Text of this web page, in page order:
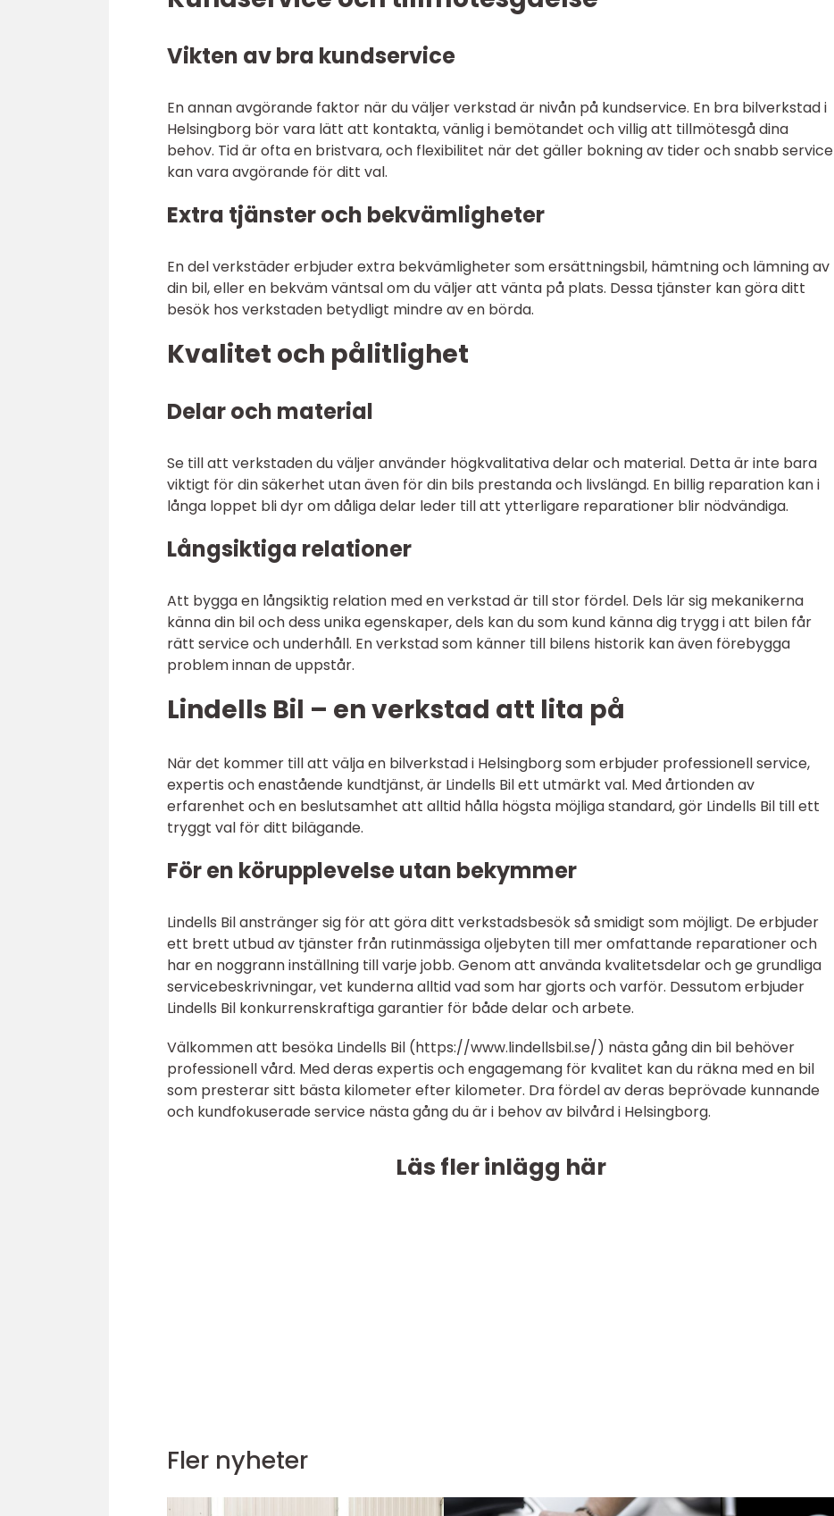
Vikten av bra kundservice
En annan avgörande faktor när du väljer verkstad är nivån på kundservice. En bra bilverkstad i
Helsingborg bör vara lätt att kontakta, vänlig i bemötandet och villig att tillmötesgå dina
behov. Tid är ofta en bristvara, och flexibilitet när det gäller bokning av tider och snabb service
kan vara avgörande för ditt val.
Extra tjänster och bekvämligheter
En del verkstäder erbjuder extra bekvämligheter som ersättningsbil, hämtning och lämning av
din bil, eller en bekväm väntsal om du väljer att vänta på plats. Dessa tjänster kan göra ditt
besök hos verkstaden betydligt mindre av en börda.
Kvalitet och pålitlighet
Delar och material
Se till att verkstaden du väljer använder högkvalitativa delar och material. Detta är inte bara
viktigt för din säkerhet utan även för din bils prestanda och livslängd. En billig reparation kan i
långa loppet bli dyr om dåliga delar leder till att ytterligare reparationer blir nödvändiga.
Långsiktiga relationer
Att bygga en långsiktig relation med en verkstad är till stor fördel. Dels lär sig mekanikerna
känna din bil och dess unika egenskaper, dels kan du som kund känna dig trygg i att bilen får
rätt service och underhåll. En verkstad som känner till bilens historik kan även förebygga
problem innan de uppstår.
Lindells Bil – en verkstad att lita på
När det kommer till att välja en bilverkstad i Helsingborg som erbjuder professionell service,
expertis och enastående kundtjänst, är Lindells Bil ett utmärkt val. Med årtionden av
erfarenhet och en beslutsamhet att alltid hålla högsta möjliga standard, gör Lindells Bil till ett
tryggt val för ditt bilägande.
För en körupplevelse utan bekymmer
Lindells Bil anstränger sig för att göra ditt verkstadsbesök så smidigt som möjligt. De erbjuder
ett brett utbud av tjänster från rutinmässiga oljebyten till mer omfattande reparationer och
har en noggrann inställning till varje jobb. Genom att använda kvalitetsdelar och ge grundliga
servicebeskrivningar, vet kunderna alltid vad som har gjorts och varför. Dessutom erbjuder
Lindells Bil konkurrenskraftiga garantier för både delar och arbete.
Välkommen att besöka Lindells Bil (https://www.lindellsbil.se/) nästa gång din bil behöver
professionell vård. Med deras expertis och engagemang för kvalitet kan du räkna med en bil
som presterar sitt bästa kilometer efter kilometer. Dra fördel av deras beprövade kunnande
och kundfokuserade service nästa gång du är i behov av bilvård i Helsingborg.
Läs fler inlägg här
Fler nyheter